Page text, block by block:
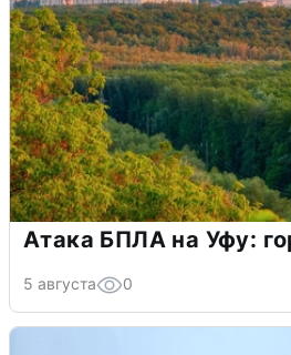
Атака БПЛА на Уфу:
5 августа 0